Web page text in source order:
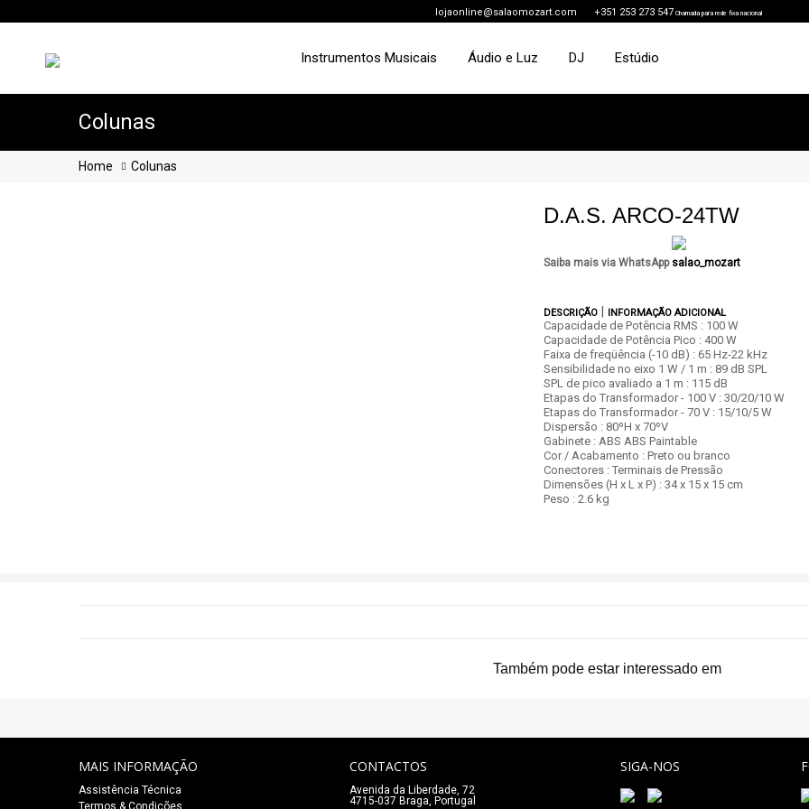
lojaonline@salaomozart.com +351 253 273 547 Chamada para rede fixa nacional
Instrumentos Musicais Áudio e Luz DJ Estúdio
Colunas
Home Colunas
D.A.S. ARCO-24TW
Saiba mais via WhatsApp
DESCRIÇÃO | INFORMAÇÃO ADICIONAL
Capacidade de Potência RMS : 100 W
Capacidade de Potência Pico : 400 W
Faixa de freqüência (-10 dB) : 65 Hz-22 kHz
Sensibilidade no eixo 1 W / 1 m : 89 dB SPL
SPL de pico avaliado a 1 m : 115 dB
Etapas do Transformador - 100 V : 30/20/10 W
Etapas do Transformador - 70 V : 15/10/5 W
Dispersão : 80ºH x 70ºV
Gabinete : ABS ABS Paintable
Cor / Acabamento : Preto ou branco
Conectores : Terminais de Pressão
Dimensões (H x L x P) : 34 x 15 x 15 cm
Peso : 2.6 kg
Também pode estar interessado em
MAIS INFORMAÇÃO
Assistência Técnica
Termos & Condições
CONTACTOS
Avenida da Liberdade, 72
4715-037 Braga, Portugal
SIGA-NOS